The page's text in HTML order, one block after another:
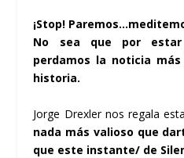
¡Stop!
No sea que por
perdamos la noticia
historia.
Jorge Drexler nos regala
nada más valioso que
que este instante/ de